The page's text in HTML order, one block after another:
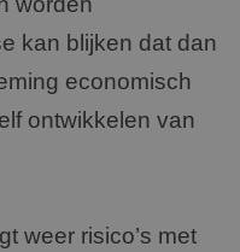
kan blijken dat dan
economisch
ontwikkelen van
weer risico’s met